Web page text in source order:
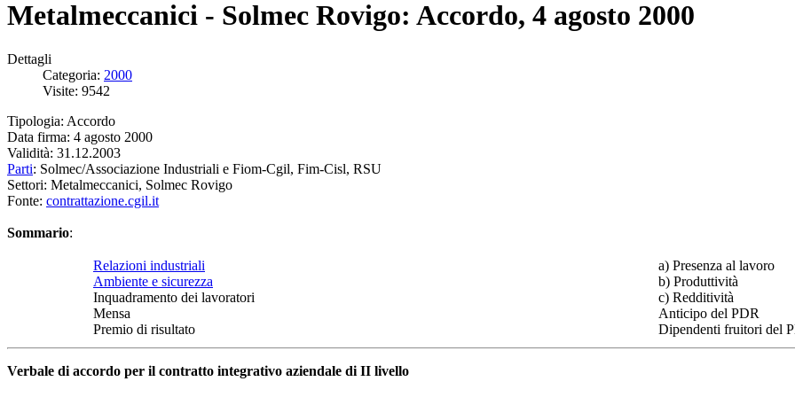
Metalmeccanici - Solmec Rovigo: Accordo, 4 agosto 2000
Dettagli
Categoria: 2000
Visite: 9542
Tipologia: Accordo
Data firma: 4 agosto 2000
Validità: 31.12.2003
Parti: Solmec/Associazione Industriali e Fiom-Cgil, Fim-Cisl, RSU
Settori: Metalmeccanici, Solmec Rovigo
Fonte: contrattazione.cgil.it
Sommario:
Relazioni industriali
Ambiente e sicurezza
Inquadramento dei lavoratori
Mensa
Premio di risultato
a) Presenza al lavoro
b) Produttività
c) Redditività
Anticipo del PDR
Dipendenti fruitori del
Verbale di accordo per il contratto integrativo aziendale di II livello